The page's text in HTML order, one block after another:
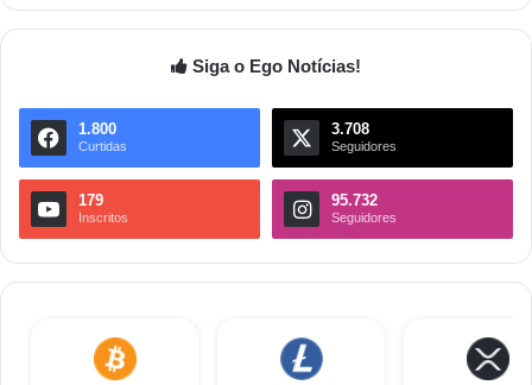
Siga o Ego Notícias!
1.800
Curtidas
3.708
Seguidores
179
Inscritos
95.732
Seguidores